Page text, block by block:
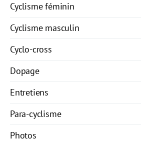
Cyclisme féminin
Cyclisme masculin
Cyclo-cross
Dopage
Entretiens
Para-cyclisme
Photos